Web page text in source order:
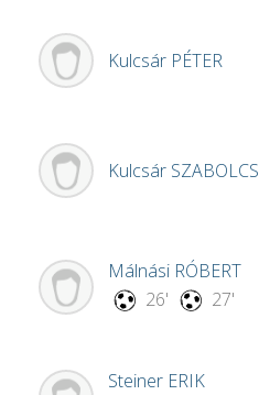
Kulcsár PÉTER
Kulcsár SZABOLCS
Málnási RÓBERT
26'
27'
Steiner ERIK